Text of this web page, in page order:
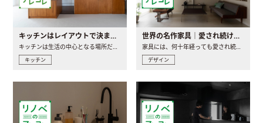
キッチンはレイアウトで決まる。後悔しないための考え方と選び方
キッチンは生活の中心となる場所だからこそ、家の中のどこに置..
キッチン
世界の名作家具｜愛され続ける理由と一生モノとの出会い方
家具には、何十年経っても愛され続ける「名作」と呼ばれるもの..
デザイン